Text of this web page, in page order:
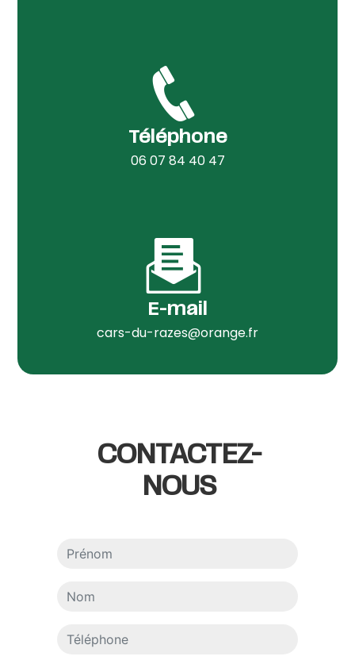
Téléphone
06 07 84 40 47
E-mail
cars-du-razes@orange.fr
CONTACTEZ-
NOUS